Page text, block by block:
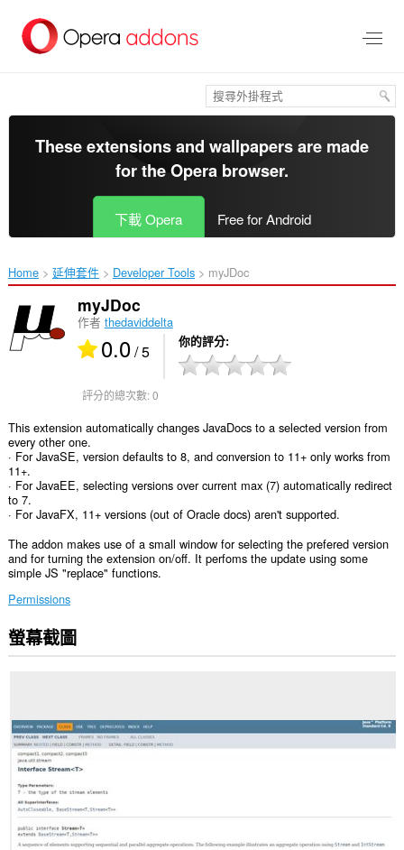
區
These extensions and wallpapers are made
for theOpera browser.
下載 Opera Free for Android
Home 延伸套件 Developer Tools myJDoc‎
myJDoc
作者 thedaviddelta
0.0/ 5 你的評分
評分的總次數:0
This extension automatically changes JavaDocs to a selected version from
every other one.
· For JavaSE, version defaults to 8, and conversion to 11+ only works from
11+.
· For JavaEE, selecting versions over current max (7) automatically redirect
to 7.
· For JavaFX, 11+ versions (out of Oracle docs) aren't supported.
The addon makes use of a small window for selecting the prefered version
and for turning the extension on/off. It perfoms the update using some
simple JS "replace" functions.
Permissions
這
個
能
存
取
你
部
分
網
站
的
螢幕截圖